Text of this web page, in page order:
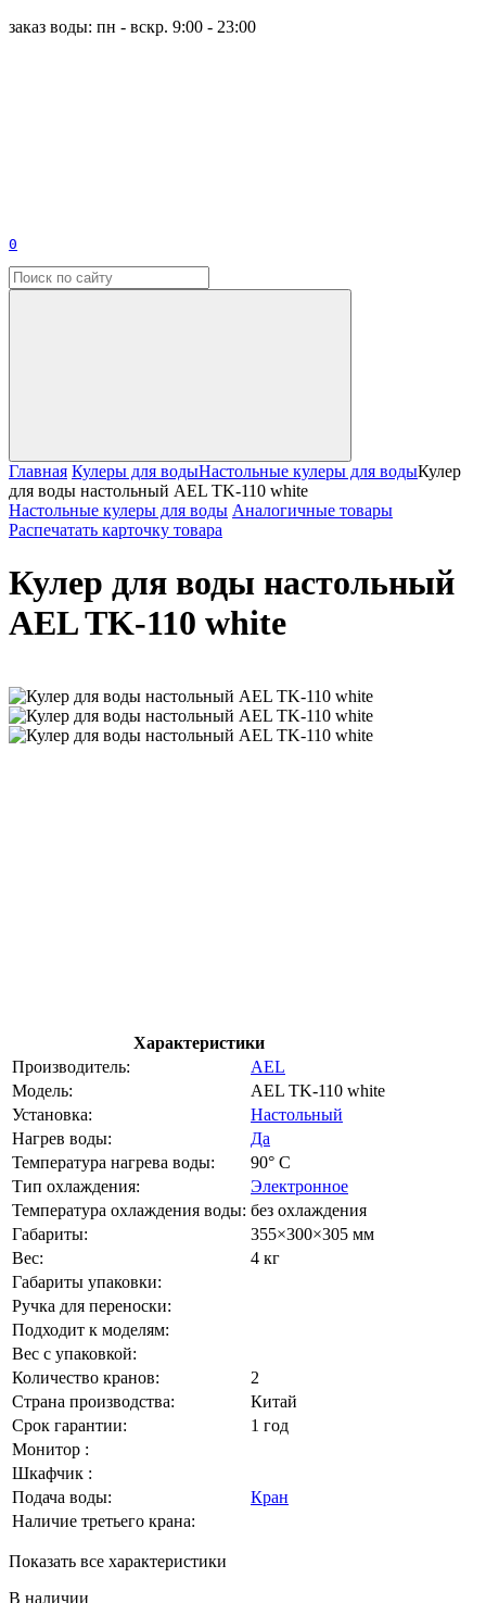
заказ воды: пн - вскр. 9:00 - 23:00
0
Главная Кулеры для водыНастольные кулеры для водыКулер
для воды настольный AEL TK-110 white
Настольные кулеры для воды Аналогичные товары
Распечатать карточку товара
Кулер для воды настольный
AEL TK-110 white
Характеристики
Производитель:
AEL
Модель:
AEL TK-110 white
Установка:
Настольный
Нагрев воды:
Да
Температура нагрева воды:
90° С
Тип охлаждения:
Электронное
Температура охлаждения воды: без охлаждения
Габариты:
355×300×305 мм
Вес:
4 кг
Габариты упаковки:
Ручка для переноски:
Подходит к моделям:
Вес с упаковкой:
Количество кранов:
2
Страна производства:
Китай
Срок гарантии:
1 год
Монитор :
Шкафчик :
Подача воды:
Кран
Наличие третьего крана:
Показать все характеристики
В наличии